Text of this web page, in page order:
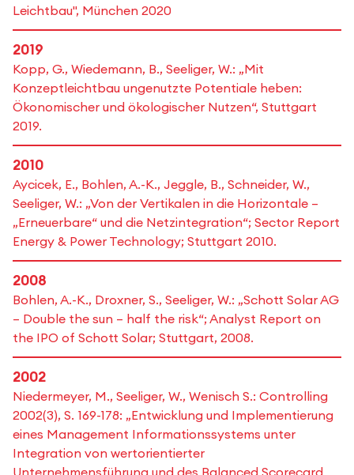
Leichtbau", München 2020
2019
Kopp, G., Wiedemann, B., Seeliger, W.: „Mit
Konzeptleichtbau ungenutzte Potentiale heben:
Ökonomischer und ökologischer Nutzen“, Stuttgart
2019.
2010
Aycicek, E., Bohlen, A.-K., Jeggle, B., Schneider, W.,
Seeliger, W.: „Von der Vertikalen in die Horizontale –
„Erneuerbare“ und die Netzintegration“; Sector Report
Energy & Power Technology; Stuttgart 2010.
2008
Bohlen, A.-K., Droxner, S., Seeliger, W.: „Schott Solar AG
– Double the sun – half the risk“; Analyst Report on
the IPO of Schott Solar; Stuttgart, 2008.
2002
Niedermeyer, M., Seeliger, W., Wenisch S.: Controlling
2002(3), S. 169-178: „Entwicklung und Implementierung
eines Management Informationssystems unter
Integration von wertorientierter
Unternehmensführung und des Balanced Scorecard